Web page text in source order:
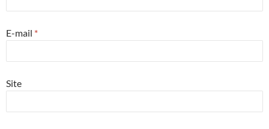
E-mail *
Site